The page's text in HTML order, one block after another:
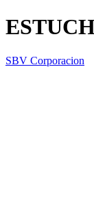
SBV Corporacion